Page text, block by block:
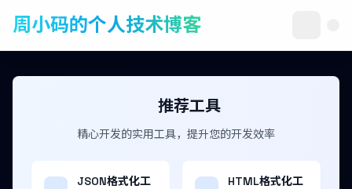
周小码的个人技术博客
推荐工具
精心开发的实用工具，提升您的开发效率
JSON格式化工
HTML格式化工